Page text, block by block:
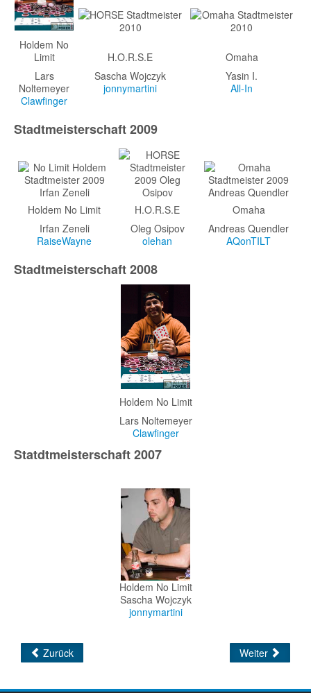
Holdem No
Limit
Lars
Noltemeyer
Clawfinger
H.O.R.S.E
Sascha Wojczyk
jonnymartini
Omaha
Yasin I.
All-In
Stadtmeisterschaft 2009
Holdem No Limit
Irfan Zeneli
RaiseWayne
H.O.R.S.E
Oleg Osipov
olehan
Omaha
Andreas Quendler
AQonTILT
Stadtmeisterschaft 2008
Holdem No Limit
Lars Noltemeyer
Clawfinger
Statdtmeisterschaft 2007
Holdem No Limit
Sascha Wojczyk
jonnymartini
Zurück Weiter